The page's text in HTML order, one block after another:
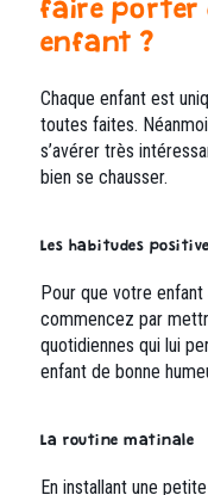
faire porter
enfant ?
Chaque enfant est
toutes faites.
s’avérer très
bien se chausser.
Les habitudes
Pour que votre
commencez par
quotidiennes qui lui
enfant de bonne
La routine matinale
En installant une